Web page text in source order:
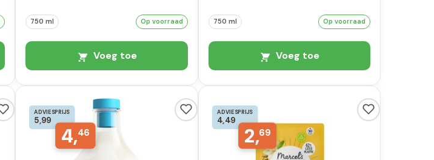
750 ml Op voorraad
Voeg toe
750 ml Op voorraad
Voeg toe
ADVIESPRIJS
5,99
4,46
ADVIESPRIJS
4,49
2,69